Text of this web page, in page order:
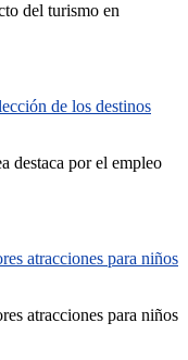
del turismo en
de los destinos
destaca por el empleo
atracciones para niños
atracciones para niños